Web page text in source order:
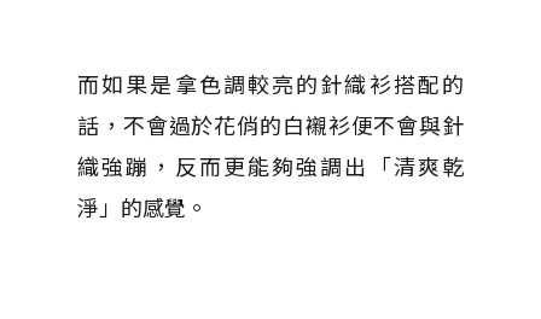
而如果是拿色調較亮的針織衫搭配的
話，不會過於花俏的白襯衫便不會與針
織強蹦，反而更能夠強調出「清爽乾
淨」的感覺。